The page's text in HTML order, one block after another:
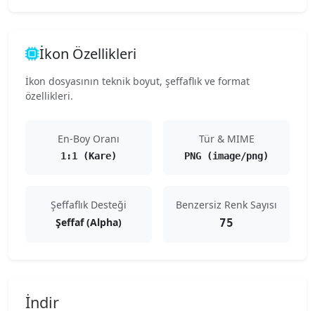
İkon Özellikleri
İkon dosyasının teknik boyut, şeffaflık ve format
özellikleri.
En-Boy Oranı
1:1 (Kare)
Tür & MIME
PNG (image/png)
Şeffaflık Desteği
Şeffaf (Alpha)
Benzersiz Renk Sayısı
75
İndir